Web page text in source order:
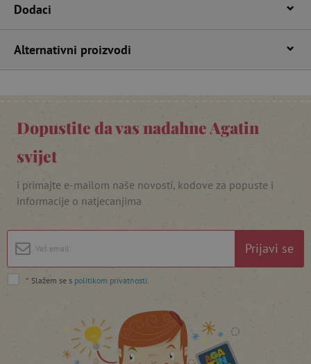
Dodaci
Alternativni proizvodi
Dopustite da vas nadahne Agatin
svijet
i primajte e-mailom naše novosti, kodove za popuste i
informacije o natjecanjima
Prijavi se
* Slažem se s politikom privatnosti
lastVisitedProduct
.agatinsvijet.hr